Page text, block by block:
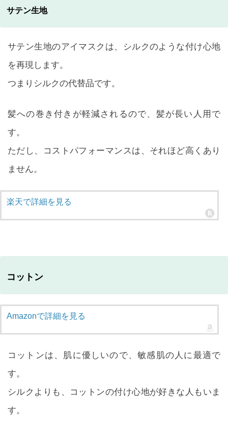
サテン生地
サテン生地のアイマスクは、シルクのような付け心地
を再現します。
つまりシルクの代替品です。
髪への巻き付きが軽減されるので、髪が長い人用で
す。
ただし、コストパフォーマンスは、それほど高くあり
ません。
楽天で詳細を見る
コットン
Amazonで詳細を見る
コットンは、肌に優しいので、敏感肌の人に最適で
す。
シルクよりも、コットンの付け心地が好きな人もいま
す。